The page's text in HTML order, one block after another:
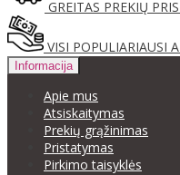
GREITAS PREKIŲ
VISI POPULIARIAUSI
Informacija
Apie mus
Atsiskaitymas
Prekių grąžinimas
Pristatymas
Pirkimo taisyklės